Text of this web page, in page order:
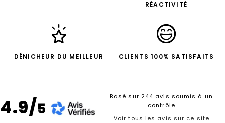
RÉACTIVITÉ
DÉNICHEUR DU MEILLEUR CLIENTS 100% SATISFAITS
4.9/5
Basé sur 244 avis soumis à un
contrôle
Voir tous les avis sur ce site